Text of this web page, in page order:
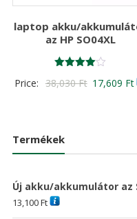
laptop akku/
az HP SO04XL
4.00
Price: 38,030Ft Original
17,609 Ft
Termékek
Új akku/akkumulátor az
13,100Ft